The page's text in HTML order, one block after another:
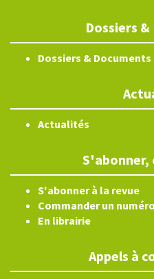
Dossiers
Dossiers & Documents
Actualités
S'abonner,
S'abonner à la revue
Commander un numéro
En librairie
Appels à